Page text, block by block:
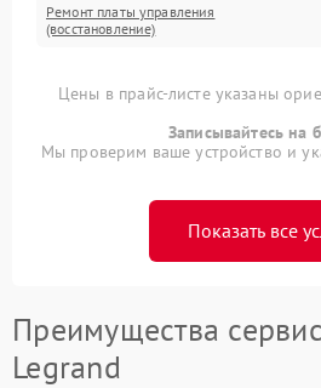
Ремонт платы управления
(восстановление)
Цены в прайс-листе указаны
Записывайтесь на
Мы проверим ваше устройство и
Показать все
Преимущества
Legrand